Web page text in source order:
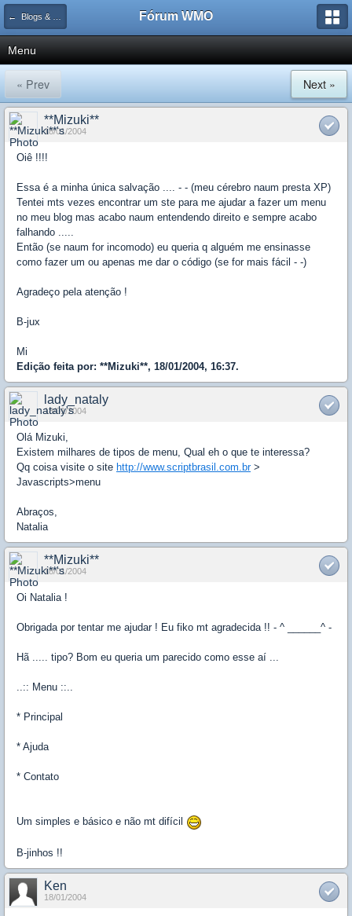
← Blogs & Flogs Fórum WMO
Menu
« Prev Next »
**Mizuki**
18/01/2004
Oiê !!!!
Essa é a minha única salvação .... - - (meu cérebro naum presta XP)
Tentei mts vezes encontrar um ste para me ajudar a fazer um menu
no meu blog mas acabo naum entendendo direito e sempre acabo
falhando .....
Então (se naum for incomodo) eu queria q alguém me ensinasse
como fazer um ou apenas me dar o código (se for mais fácil - -)
Agradeço pela atenção !
B-jux
Mi
Edição feita por: **Mizuki**, 18/01/2004, 16:37.
lady_nataly
18/01/2004
Olá Mizuki,
Existem milhares de tipos de menu, Qual eh o que te interessa?
Qq coisa visite o site http://www.scriptbrasil.com.br>
Javascripts>menu
Abraços,
Natalia
**Mizuki**
18/01/2004
Oi Natalia !
Obrigada por tentar me ajudar ! Eu fiko mt agradecida !! - ^ ______^ -
Hã ..... tipo? Bom eu queria um parecido como esse aí ...
..:: Menu ::..
* Principal
* Ajuda
* Contato
Um simples e básico e não mt difícil
B-jinhos !!
Ken
18/01/2004